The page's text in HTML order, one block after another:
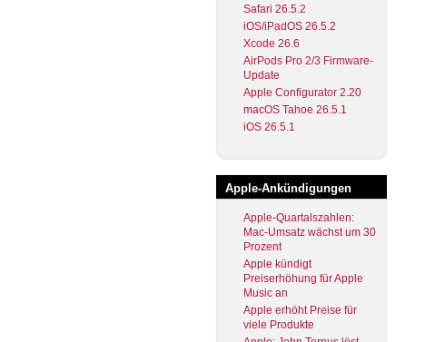
Safari 26.5.2
iOS/iPadOS 26.5.2
Xcode 26.6
AirPods Pro 2/3 Firmware-
Update
Apple Configurator 2.20
macOS Tahoe 26.5.1
iOS 26.5.1
Apple-Ankündigungen
Apple-Quartalszahlen:
Mac-Umsatz wächst um 30
Prozent
Apple kündigt
Preiserhöhung für Apple
Music an
Apple erhöht Preise für
viele Produkte